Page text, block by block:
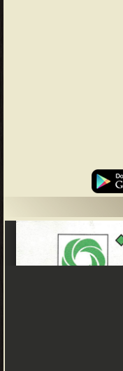
أبرزها ❞ منهج
الإسلامية قطر ❝
والموسوعات العامة.